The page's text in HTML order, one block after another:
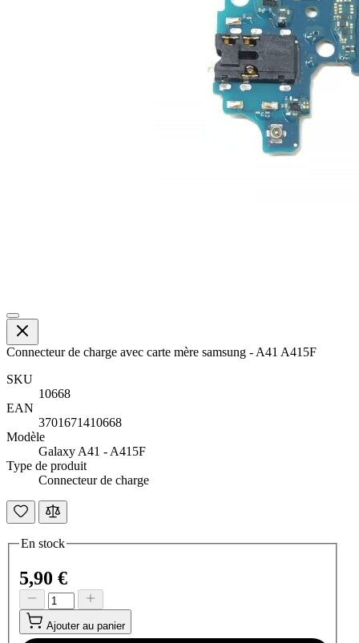
Connecteur de charge avec carte mère samsung - A41 A415F
SKU
10668
EAN
3701671410668
Modèle
Galaxy A41 - A415F
Type de produit
Connecteur de charge
En stock
5,90 €
Ajouter au panier